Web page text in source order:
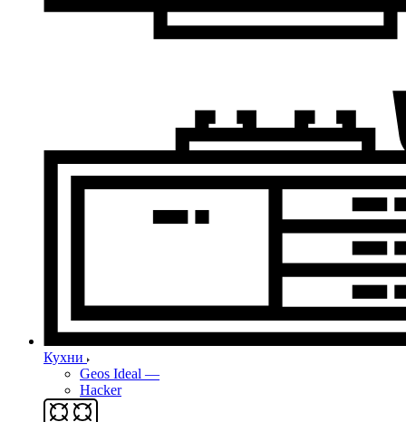
Кухни
Geos Ideal —
Hacker